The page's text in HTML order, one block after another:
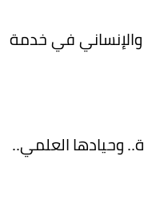
في خدمة
وحيادها العلمي..